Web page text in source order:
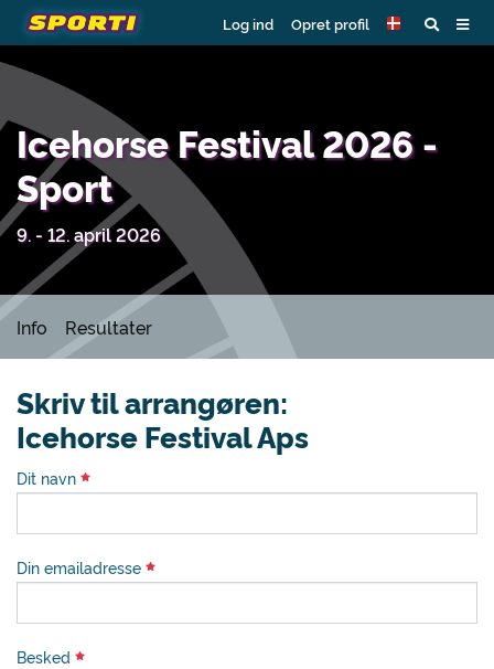
Log ind Opret profil
Icehorse Festival 2026 -
Sport
9. - 12. april 2026
Info Resultater
Skriv til arrangøren:
Icehorse Festival Aps
Dit navn
Din emailadresse
Besked